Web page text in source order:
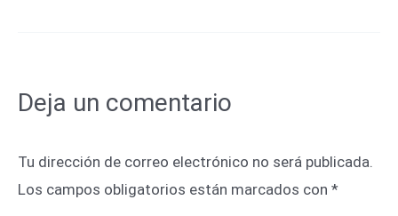
Deja un comentario
Tu dirección de correo electrónico no será publicada.
Los campos obligatorios están marcados con *